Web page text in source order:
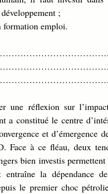
;
formation emploi.
a constitué le centre
et d’émergence
Face à ce fléau, deux
bien investis
entraîne la dépendance
le premier choc